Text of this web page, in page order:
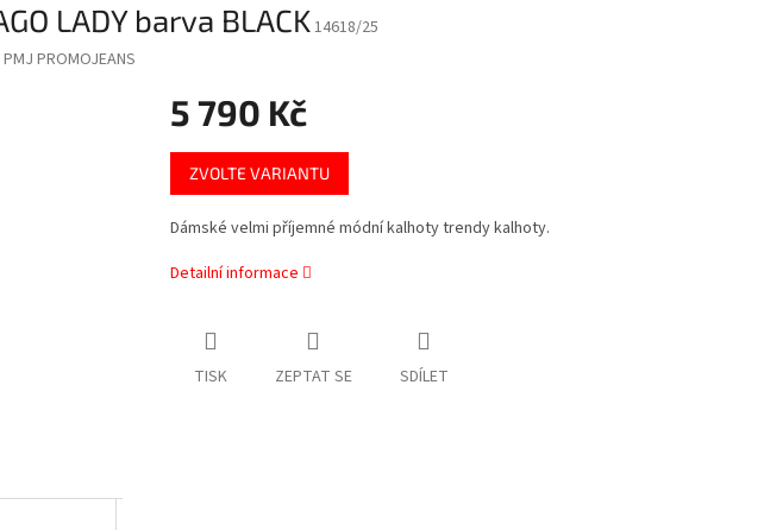
LADY barva BLACK14618/25
PMJ PROMOJEANS
5 790 Kč
Měrná
cena:
ZVOLTE VARIANTU
Dámské velmi příjemné módní kalhoty trendy kalhoty.
Detailní informace
TISK ZEPTAT SE SDÍLET